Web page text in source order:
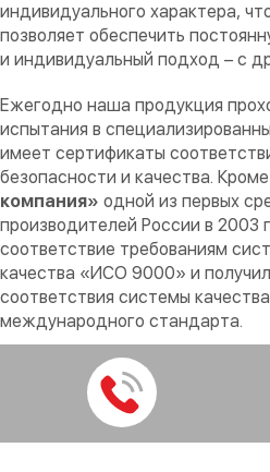
индивидуального характера,
позволяет обеспечить
и индивидуальный подход – с
Ежегодно наша продукция
испытания в
имеет сертификаты
безопасности и качества.
компания» одной из первых
производителей России в 2003
соответствие требованиям
качества «ИСО 9000» и
соответствия системы
международного стандарта.